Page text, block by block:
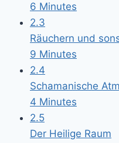
6 Minutes
2.3
Räuchern und
9 Minutes
2.4
Schamanische
4 Minutes
2.5
Der Heilige Raum